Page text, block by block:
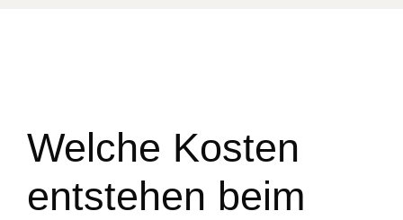
Welche Kosten
entstehen beim